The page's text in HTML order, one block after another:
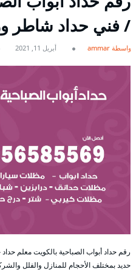
/ فني حداد شاطر
بواسطة ammar أبريل 11, 2021
رقم حداد أبواب الصباحية بالكويت معلم
حديد بمختلف الأحجام للمنازل والفلل